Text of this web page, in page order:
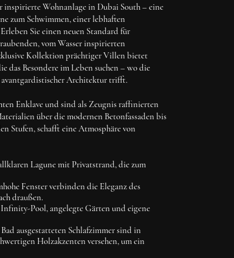
inspirierte Wohnanlage in Dubai South – eine
zum Schwimmen, einer lebhaften
Sie einen neuen Standard für
vom Wasser inspirierten
Kollektion prächtiger Villen bietet
das Besondere im Leben suchen – wo die
avantgardistischer Architektur trifft.
Enklave und sind als Zeugnis raffinierten
über die modernen Betonfassaden bis
Stufen, schafft eine Atmosphäre von
Lagune mit Privatstrand, die zum
Fenster verbinden die Eleganz des
draußen.
Pool, angelegte Gärten und eigene
ausgestatteten Schlafzimmer sind in
Holzakzenten versehen, um ein